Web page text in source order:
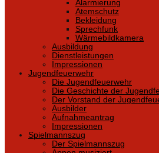
Alarmierung
Atemschutz
Bekleidung
Sprechfunk
Wärmebildkamera
Ausbildung
Dienstleistungen
Impressionen
Jugendfeuerwehr
Die Jugendfeuerwehr
Die Geschichte der
Der Vorstand der
Ausbilder
Aufnahmeantrag
Impressionen
Spielmannszug
Der Spielmannszug